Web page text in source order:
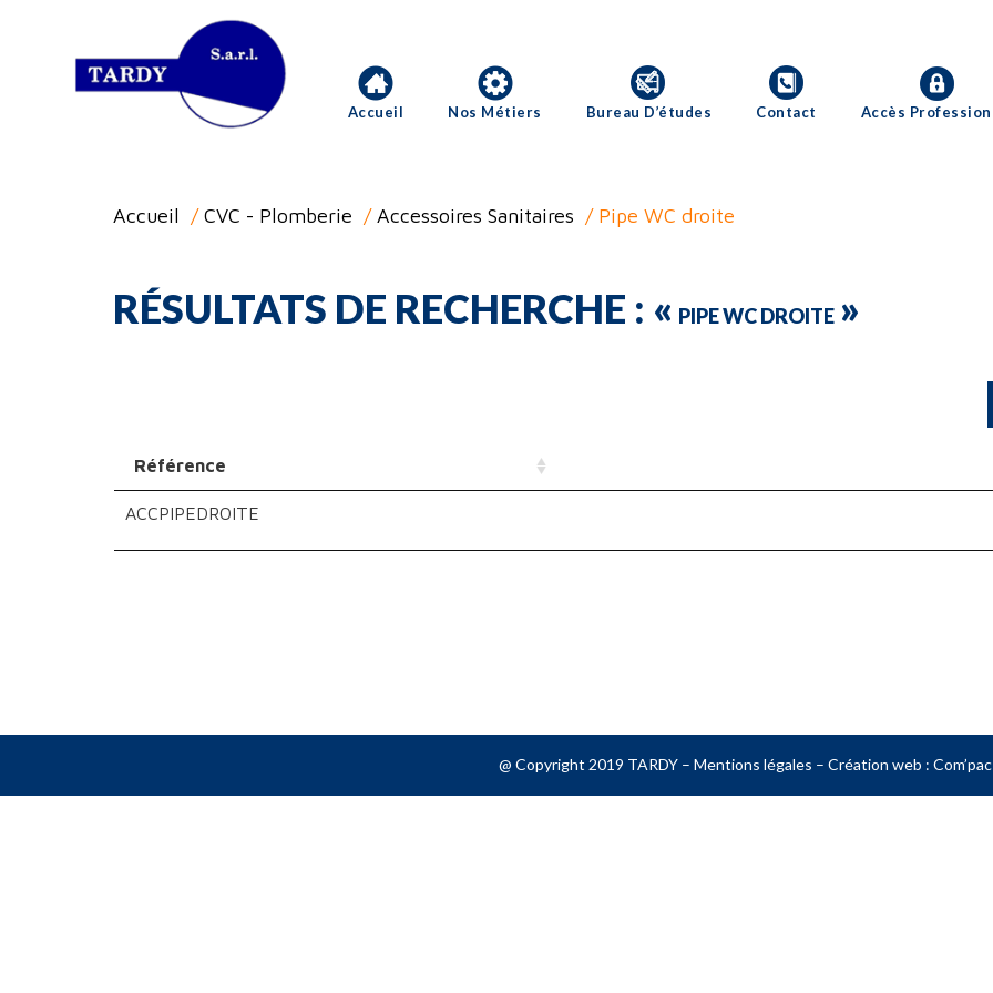
Accueil Nos Métiers Bureau D’études Contact Accès
Accueil /CVC - Plomberie / Accessoires Sanitaires / Pipe WC droite
RÉSULTATS DE RECHERCHE : « PIPE WC DROITE »
Référence
ACCPIPEDROITE
@ Copyright 2019 TARDY – Mentions légales – Création web : Com’pac